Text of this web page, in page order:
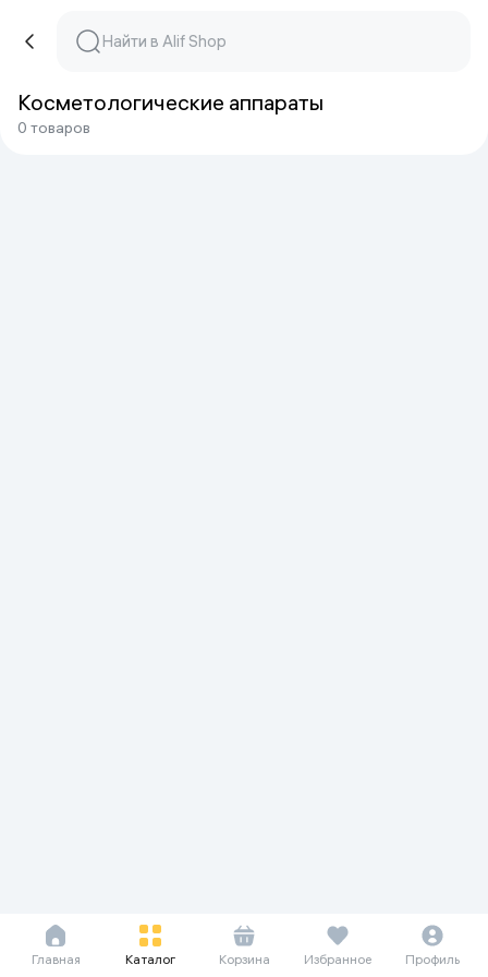
Косметологические аппараты
0 товаров
Главная Каталог Корзина Избранное Профиль